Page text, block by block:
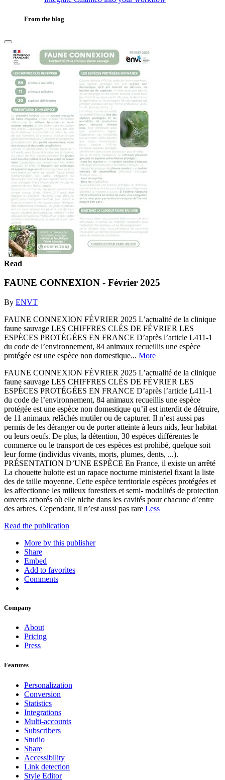
From the blog
Read
FAUNE CONNEXION - Février 2025
By ENVT
FAUNE CONNEXION FÉVRIER 2025 L’actualité de la clinique
faune sauvage LES CHIFFRES CLÉS DE FÉVRIER LES
ESPÈCES PROTÉGÉES EN FRANCE D’après l’article L411-1
du code de l’environnement, 84 animaux recueillis une espèce
protégée est une espèce non domestique... More
FAUNE CONNEXION FÉVRIER 2025 L’actualité de la clinique
faune sauvage LES CHIFFRES CLÉS DE FÉVRIER LES
ESPÈCES PROTÉGÉES EN FRANCE D’après l’article L411-1
du code de l’environnement, 84 animaux recueillis une espèce
protégée est une espèce non domestique qu’il est interdit de détruire,
de 11 animaux relâchés mutiler ou de capturer. Il n’est aussi pas
permis de les déranger ou de porter atteinte à leurs nids, leur habitat
ou leurs oeufs. De plus, la détention, 30 espèces différentes le
commerce ou le transport de ces espèces est prohibé, quelque soit
leur forme (individus vivants, morts, plumes, dents, ...).
PRÉSENTATION D’UNE ESPÈCE En France, il existe un arrêté
La chouette hulotte est un rapace nocturne ministeriel fixant la liste
des de taille moyenne. Cette espèce territoriale espèces protégées et
les affectionne les milieux forestiers et semi- modalités de protection
ouverts arborés où elle niche dans les cavités pour chacune d’entre
des arbres. Cependant, il n’est aussi pas rare Less
Read the publication
More by this publisher
Share
Embed
Add to favorites
Comments
Company
About
Pricing
Press
Features
Personalization
Conversion
Statistics
Integrations
Multi-accounts
Subscribers
Studio
Share
Accessibility
Link detection
Style Editor